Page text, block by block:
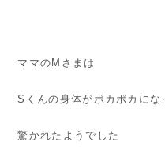
ママのMさまは
Sくんの身体がポカポカにな
驚かれたようでした